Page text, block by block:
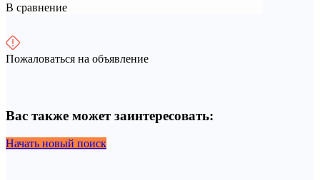
В сравнение
Пожаловаться на объявление
Вас также может заинтересовать:
Начать новый поиск